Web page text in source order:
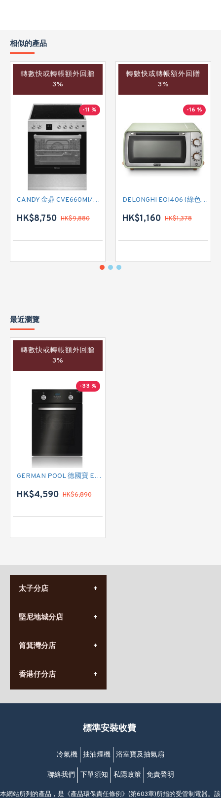
相似的產品
轉數快或轉帳額外回贈
3%
-11 %
CANDY 金鼎 CVE660MI/E 全座式電陶爐連焗爐
HK$8,750 HK$9,880
轉數快或轉帳額外回贈
3%
-16 %
DELONGHI EOI406 (綠色) 焗爐
HK$1,160 HK$1,378
最近瀏覽
轉數快或轉帳額外回贈
3%
-33 %
GERMAN POOL 德國寶 EVB-120 焗爐
HK$4,590 HK$6,890
太子分店
營業時間:
九龍太子太子道西141號
堅尼地城分店
營業時間:
香港堅尼地城卑路乍街
(堅尼地城地鐵站B出口)
筲箕灣分店
營業時間:
(10:00am-20:30pm)
香港仔分店
營業時間:
香港香港仔成都道20-28號
(黃竹坑地鐵站轉4M專線小巴)
標準安裝收費
冷氣機 抽油煙機 浴室寶及抽氣扇
聯絡我們 下單須知 私隱政策 免責聲明
本網站所列的產品，是《產品環保責任條例》(第603章)所指的受管制電器。該